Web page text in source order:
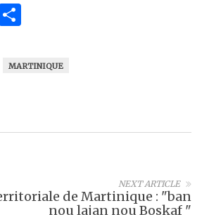
MARTINIQUE
NEXT ARTICLE
de Martinique : "ban
nou lajan nou Boskaf "